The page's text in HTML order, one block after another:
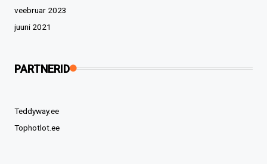
veebruar 2023
juuni 2021
PARTNERID
Teddyway.ee
Tophotlot.ee